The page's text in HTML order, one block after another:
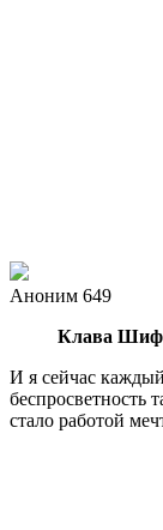
Аноним 649
Клава
И я сейчас
беспросветность
стало работой